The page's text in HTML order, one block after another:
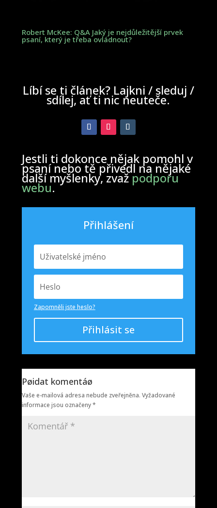
Robert McKee: Q&A Jaký je nejdůležitější prvek
psaní, který je třeba ovládnout?
Líbí se ti článek? Lajkni / sleduj /
sdílej, ať ti nic neuteče.
Jestli ti dokonce nějak pomohl v
psaní nebo tě přivedl na nějaké
další myšlenky, zvažpodporu
webu.
Přihlášení
Zapomněli jste heslo?
Přihlásit se
Pøidat komentáø
Vaše e-mailová adresa nebude zveřejněna. Vyžadované
informace jsou označeny*